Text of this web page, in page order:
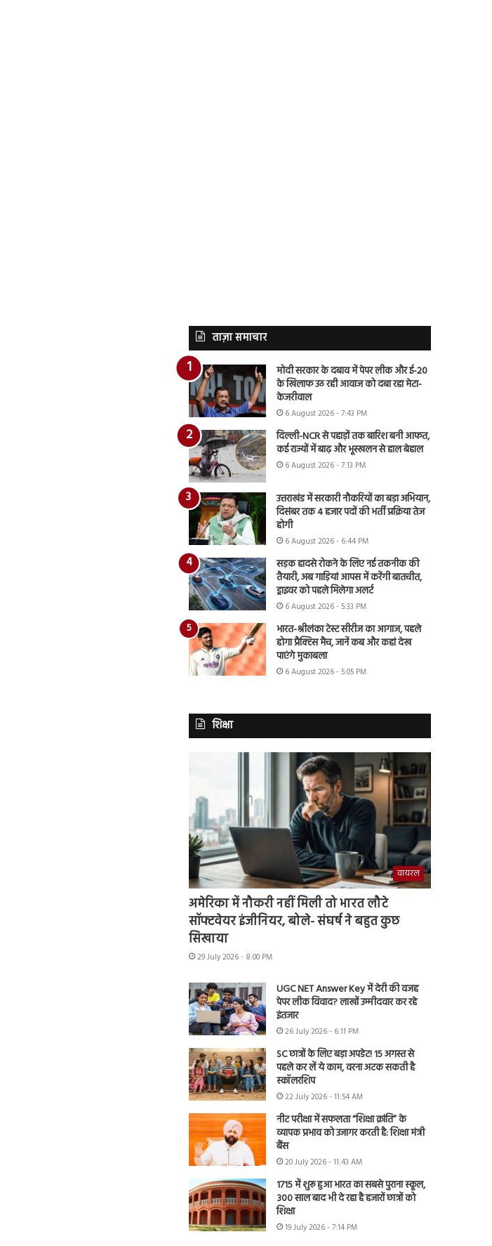
ताज़ा समाचार
मोदी सरकार के दबाव में पेपर लीक और ई-20
के खिलाफ उठ रही आवाज को दबा रहा मेटा-
केजरीवाल
6 August 2026 - 7:43 PM
दिल्ली-NCR से पहाड़ों तक बारिश बनी आफत,
कई राज्यों में बाढ़ और भूस्खलन से हाल बेहाल
6 August 2026 - 7:13 PM
उत्तराखंड में सरकारी नौकरियों का बड़ा अभियान,
दिसंबर तक 4 हजार पदों की भर्ती प्रक्रिया तेज
होगी
6 August 2026 - 6:44 PM
सड़क हादसे रोकने के लिए नई तकनीक की
तैयारी, अब गाड़ियां आपस में करेंगी बातचीत,
ड्राइवर को पहले मिलेगा अलर्ट
6 August 2026 - 5:33 PM
भारत-श्रीलंका टेस्ट सीरीज का आगाज, पहले
होगा प्रैक्टिस मैच, जानें कब और कहां देख
पाएंगे मुकाबला
6 August 2026 - 5:05 PM
शिक्षा
वायरल
अमेरिका में नौकरी नहीं मिली तो भारत लौटे
सॉफ्टवेयर इंजीनियर, बोले- संघर्ष ने बहुत कुछ
सिखाया
29 July 2026 - 8:00 PM
UGC NET Answer Key में देरी की वजह
पेपर लीक विवाद? लाखों उम्मीदवार कर रहे
इंतजार
26 July 2026 - 6:11 PM
SC छात्रों के लिए बड़ा अपडेट! 15 अगस्त से
पहले कर लें ये काम, वरना अटक सकती है
स्कॉलरशिप
22 July 2026 - 11:54 AM
नीट परीक्षा में सफलता “शिक्षा क्रांति” के
व्यापक प्रभाव को उजागर करती है: शिक्षा मंत्री
बैंस
20 July 2026 - 11:43 AM
1715 में शुरू हुआ भारत का सबसे पुराना स्कूल,
300 साल बाद भी दे रहा है हजारों छात्रों को
शिक्षा
19 July 2026 - 7:14 PM